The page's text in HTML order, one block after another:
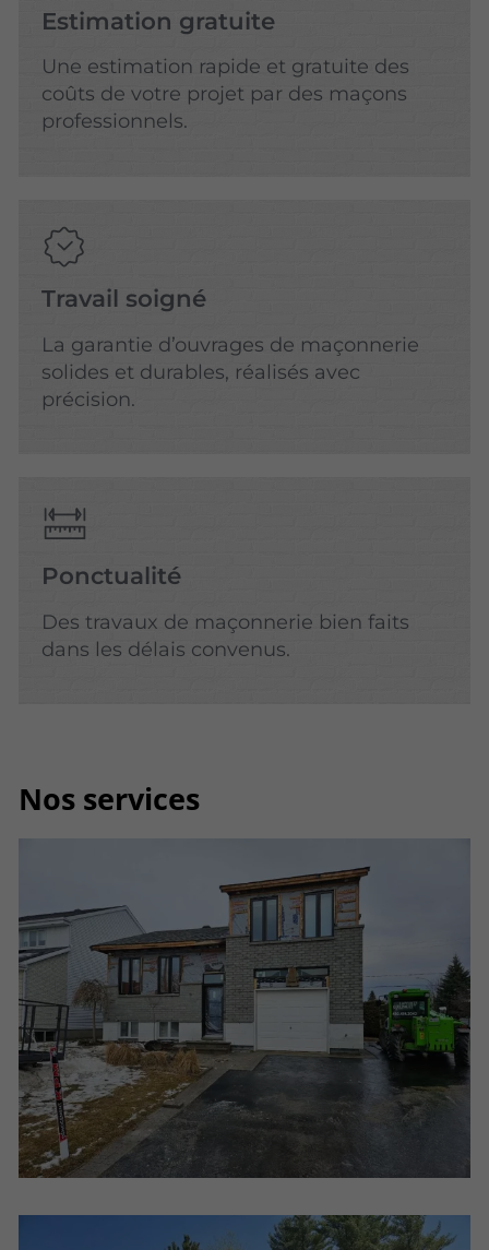
Estimation gratuite
Une estimation rapide et gratuite des
coûts de votre projet par des maçons
professionnels.
Travail soigné
La garantie d’ouvrages de maçonnerie
solides et durables, réalisés avec
précision.
Ponctualité
Des travaux de maçonnerie bien faits
dans les délais convenus.
Nos services